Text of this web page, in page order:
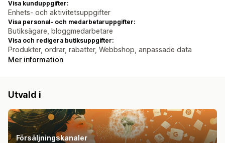
Visa kunduppgifter:
Enhets- och aktivitetsuppgifter
Visa personal- och medarbetaruppgifter:
Butiksägare, bloggmedarbetare
Visa och redigera butiksuppgifter:
Produkter, ordrar, rabatter, Webbshop, anpassade data
Mer information
Utvald i
Försäljningskanaler